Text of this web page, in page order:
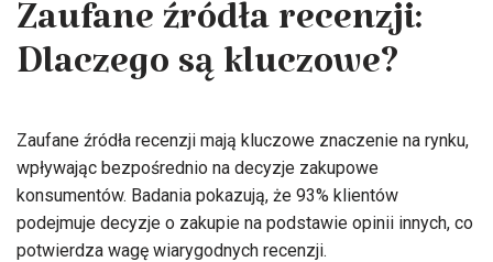
Zaufane źródła recenzji:
Dlaczego są kluczowe?
Zaufane źródła recenzji mają kluczowe znaczenie na rynku,
wpływając bezpośrednio na decyzje zakupowe
konsumentów. Badania pokazują, że 93% klientów
podejmuje decyzje o zakupie na podstawie opinii innych, co
potwierdza wagę wiarygodnych recenzji.